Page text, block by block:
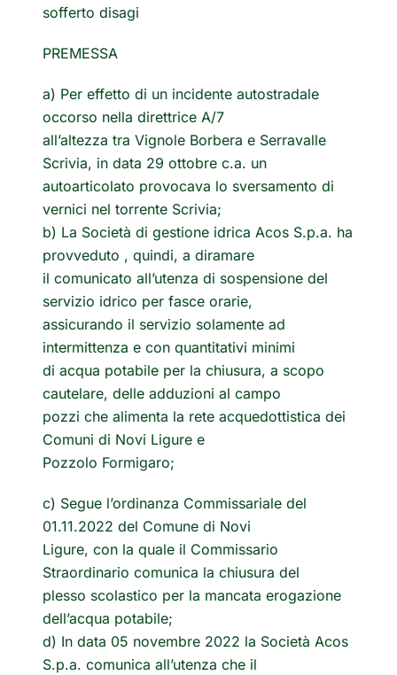
sofferto disagi
PREMESSA
a) Per effetto di un incidente autostradale
occorso nella direttrice A/7
all’altezza tra Vignole Borbera e Serravalle
Scrivia, in data 29 ottobre c.a. un
autoarticolato provocava lo sversamento di
vernici nel torrente Scrivia;
b) La Società di gestione idrica Acos S.p.a. ha
provveduto , quindi, a diramare
il comunicato all’utenza di sospensione del
servizio idrico per fasce orarie,
assicurando il servizio solamente ad
intermittenza e con quantitativi minimi
di acqua potabile per la chiusura, a scopo
cautelare, delle adduzioni al campo
pozzi che alimenta la rete acquedottistica dei
Comuni di Novi Ligure e
Pozzolo Formigaro;
c) Segue l’ordinanza Commissariale del
01.11.2022 del Comune di Novi
Ligure, con la quale il Commissario
Straordinario comunica la chiusura del
plesso scolastico per la mancata erogazione
dell’acqua potabile;
d) In data 05 novembre 2022 la Società Acos
S.p.a. comunica all’utenza che il